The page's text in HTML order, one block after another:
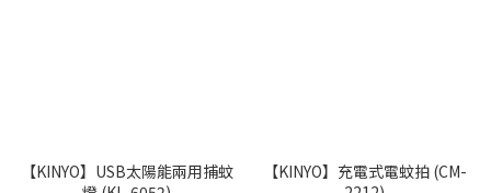
【KINYO】USB太陽能兩用捕蚊
【KINYO】充電式電蚊拍 (CM-